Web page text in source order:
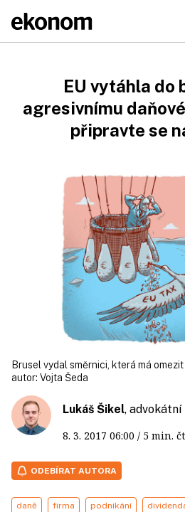
EU vytáhla do
agresivnímu
připravte se
Brusel vydal směrnici, která má
autor: Vojta Šeda
Lukáš Šikel,
8. 3. 2017 06:00 / 5 min.
ODEBÍRAT AUTORA
daně firma podnikání